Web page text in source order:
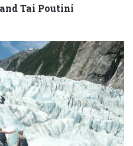
Tai Poutini